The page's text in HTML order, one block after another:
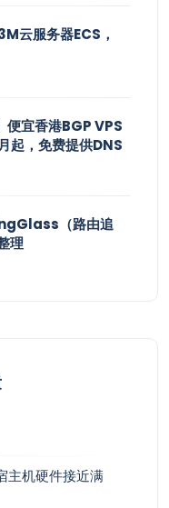
云服务器ECS，
宜香港BGP VPS
起，免费提供DNS
（路由追
理
主机硬件接近满